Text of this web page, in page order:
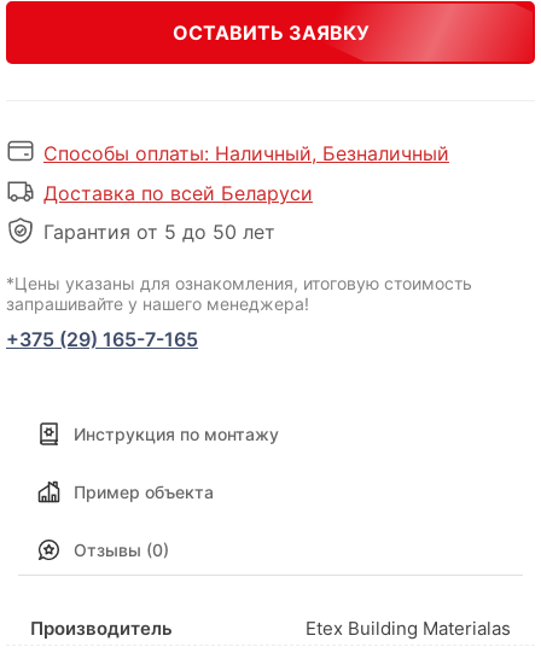
ОСТАВИТЬ ЗАЯВКУ
Способы оплаты: Наличный, Безналичный
Доставка по всей Беларуси
Гарантия от 5 до 50 лет
*Цены указаны для ознакомления, итоговую стоимость
запрашивайте у нашего менеджера!
+375 (29) 165-7-165
Инструкция по монтажу
Пример объекта
Отзывы (0)
Производитель
Etex Building Materialas